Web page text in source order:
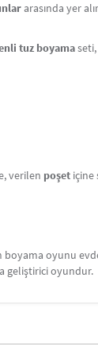
arasında yer
tuz boyamaseti,
verilen poşet içine
oyunu
geliştirici oyundur.